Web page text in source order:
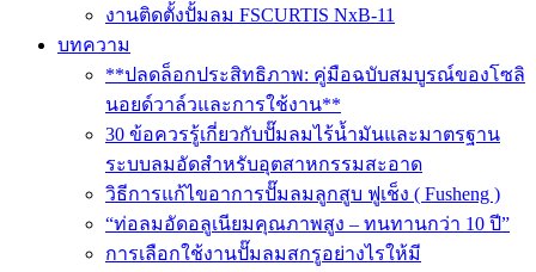
งานติดตั้งปั้มลม FSCURTIS NxB-11
บทความ
**ปลดล็อกประสิทธิภาพ: คู่มือฉบับสมบูรณ์ของโซลิ
นอยด์วาล์วและการใช้งาน**
30 ข้อควรรู้เกี่ยวกับปั๊มลมไร้น้ำมันและมาตรฐาน
ระบบลมอัดสำหรับอุตสาหกรรมสะอาด
วิธีการแก้ไขอาการปั๊มลมลูกสูบ ฟูเช็ง ( Fusheng )
“ท่อลมอัดอลูเนียมคุณภาพสูง – ทนทานกว่า 10 ปี”
การเลือกใช้งานปั๊มลมสกรูอย่างไรให้มี